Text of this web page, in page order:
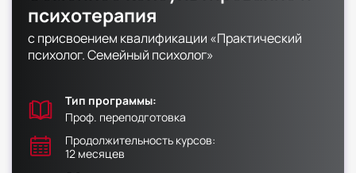
Сведения об образовательной организации
Контакты
Факультет физической культуры и спорта
психотерапия
с присвоением квалификации «Практический
психолог. Семейный психолог»
Тип программы:
Проф. переподготовка
Продолжительность курсов:
12 месяцев